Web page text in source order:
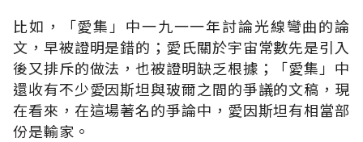
比如，「愛集」中一九一一年討論光線彎曲的論
文，早被證明是錯的；愛氏關於宇宙常數先是引入
後又排斥的做法，也被證明缺乏根據；「愛集」中
還收有不少愛因斯坦與玻爾之間的爭議的文稿，現
在看來，在這場著名的爭論中，愛因斯坦有相當部
份是輸家。